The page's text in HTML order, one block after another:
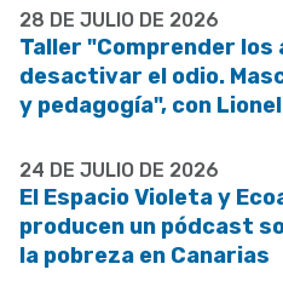
28 DE JULIO DE 2026
Taller "Comprender
desactivar el odio.
y pedagogía", con
24 DE JULIO DE 2026
El Espacio Violeta y
producen un pódcast
la pobreza en Canarias